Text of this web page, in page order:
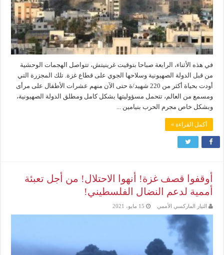
في هذه الأثناء، الرابعة صباحا بتوقيت غرينيتش، تتواصل الهجمات الوحشية
من قبل الدولة الصهيونية وسلاحها الجوي على قطاع غزة. تلك المجزرة التي
أودت بحياة أكثر من 220 شهيد/ة حتى الآن منهم عشرات الأطفال على مرأى
ومسمع من العالم، تتحمل مسؤوليتها بشكل كامل ومطلق الدولة الصهيونية،
وبشكل خاص مجرم الحرب بنيامين ...
أكمل القراءة »
أوقفوا قصف غزة! أنهوا الاحتلال! من أجل تعبئة
أممية لدعم النضال الفلسطيني!
التيار الماركسي الأممي 15 مايو، 2021